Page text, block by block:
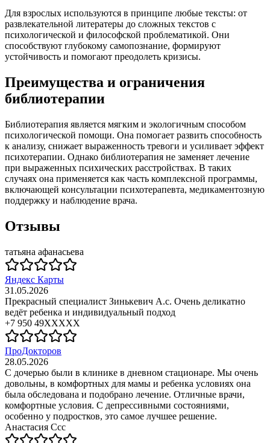
Для взрослых используются в принципе любые тексты: от
развлекательной литератеры до сложных текстов с
психологической и философской проблематикой. Они
способствуют глубокому самопознание, формируют
устойчивость и помогают преодолеть кризисы.
Преимущества и ограничения
библиотерапии
Библиотерапия является мягким и экологичным способом
психологической помощи. Она помогает развить способность
к анализу, снижает выраженность тревоги и усиливает эффект
психотерапии. Однако библиотерапия не заменяет лечение
при выраженных психических расстройствах. В таких
случаях она применяется как часть комплексной программы,
включающей консультации психотерапевта, медикаментозную
поддержку и наблюдение врача.
Отзывы
татьяна афанасьева
Яндекс Карты
31.05.2026
Прекрасный специалист Зинькевич А.с. Очень деликатно
ведёт ребенка и индивидуальный подход
+7 950 49XXXXX
ПроДокторов
28.05.2026
С дочерью были в клинике в дневном стационаре. Мы очень
довольны, в комфортных для мамы и ребенка условиях она
была обследована и подобрано лечение. Отличные врачи,
комфортные условия. С депрессивными состояниями,
особенно у подростков, это самое лучшее решение.
Анастасия Ссс